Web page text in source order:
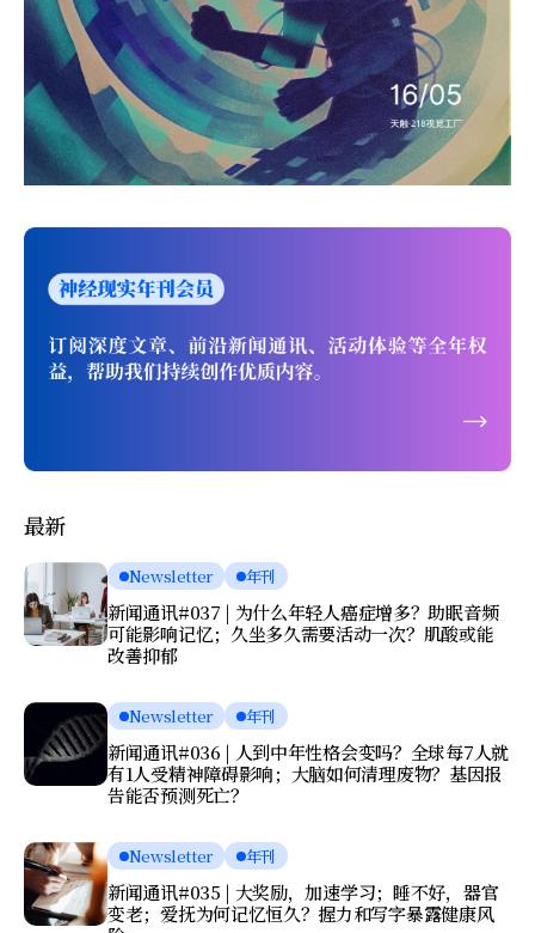
最新
Newsletter 年刊
新闻通讯#037 | 为什么年轻人癌症增多？助眠音频
可能影响记忆；久坐多久需要活动一次？肌酸或能
改善抑郁
Newsletter 年刊
新闻通讯#036 | 人到中年性格会变吗？全球每7人就
有1人受精神障碍影响；大脑如何清理废物？基因报
告能否预测死亡？
Newsletter 年刊
新闻通讯#035 | 大奖励，加速学习；睡不好，器官
变老；爱抚为何记忆恒久？握力和写字暴露健康风